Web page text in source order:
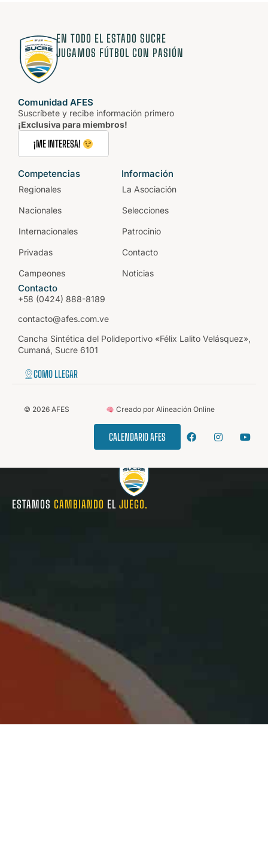
EN TODO EL ESTADO SUCRE
JUGAMOS FÚTBOL CON PASIÓN
Comunidad AFES
Suscríbete y recibe información primero
¡Exclusiva para miembros!
¡ME INTERESA!
Competencias
Regionales
Nacionales
Internacionales
Privadas
Campeones
Información
La Asociación
Selecciones
Patrocinio
Contacto
Noticias
Contacto
+58 (0424) 888-8189
contacto@afes.com.ve
Cancha Sintética del Polideportivo «Félix Lalito Velásquez»,
Cumaná, Sucre 6101
COMO LLEGAR
© 2026AFES Creado por Alineación Online
CALENDARIO AFES
ESTAMOS CAMBIANDO EL JUEGO.